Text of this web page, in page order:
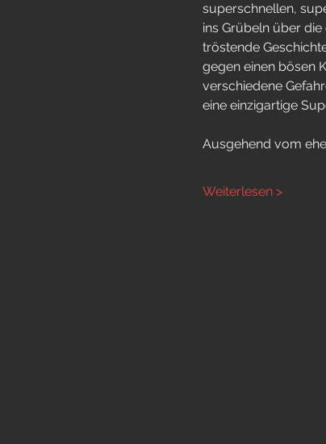
superschnellen,
ins Grübeln über
tröstende
gegen einen bösen
verschiedene
eine einzigartige
Ausgehend vom
Weiterlesen >